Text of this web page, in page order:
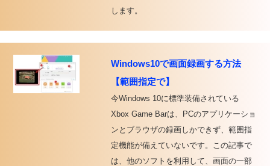
します。
Windows10で画面録画する方法
【範囲指定で】
今Windows 10に標準装備されている
Xbox Game Barは、PCのアプリケーショ
ンとブラウザの録画しかできず、範囲指
定機能が備えていないです。この記事で
は、他のソフトを利用して、画面の一部